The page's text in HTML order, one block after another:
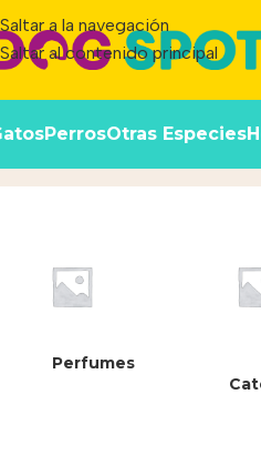
Saltar a la navegación
Saltar al contenido principal
PerrosOtras Especies
Perfumes